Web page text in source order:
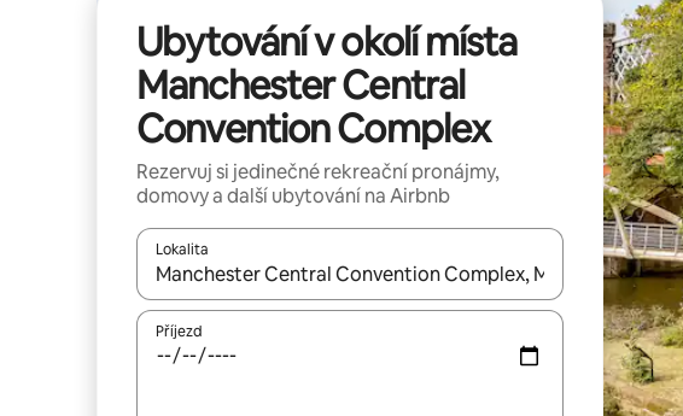
Ubytování v okolí místa
Manchester Central
Convention Complex
Rezervuj si jedinečné rekreační pronájmy,
domovy a další ubytování na Airbnb
Lokalita
Až budou výsledky k dispozici, můžeš si je procházet pomocí
Příjezd